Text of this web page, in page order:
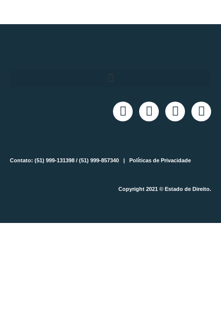
Contato: (51) 999-131398 / (51) 999-857340 | Políticas de Privacidade
Copyright 2021 © Estado de Direito.